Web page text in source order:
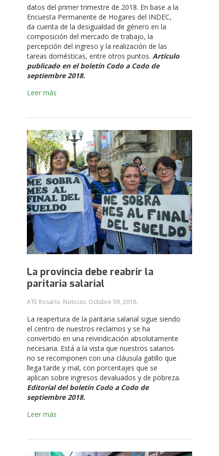
datos del primer trimestre de 2018. En base a la
Encuesta Permanente de Hogares del INDEC,
da cuenta de la desigualdad de género en la
composición del mercado de trabajo, la
percepción del ingreso y la realización de las
tareas domésticas, entre otros puntos. Artículo
publicado en elboletín Codo a Codo de
septiembre 2018.
Leer más
La provincia debe reabrir la
paritaria salarial
ATE Rosario. Noticias. Octubre 09, 2018.
La reapertura de la paritaria salarial sigue siendo
el centro de nuestros reclamos y se ha
convertido en una reivindicación absolutamente
necesaria. Está a la vista que nuestros salarios
no se recomponen con una cláusula gatillo que
llega tarde y mal, con porcentajes que se
aplican sobre ingresos devaluados y de pobreza.
Editorial del boletín Codo a Codo de
septiembre 2018.
Leer más